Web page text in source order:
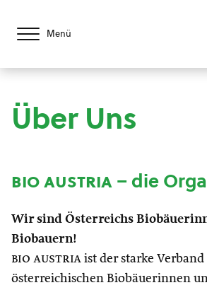
Menü
Über Uns
bio austria– die
Wir sind Österreichs
Biobauern!
bio austria ist der starke Verband
österreichischen Biobäuerinnen